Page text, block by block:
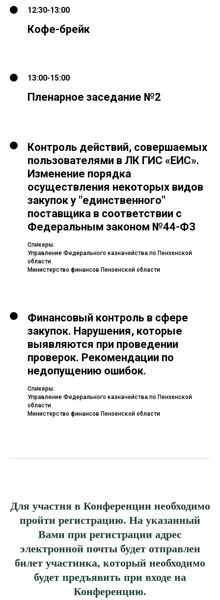
12:30-13:00
Кофе-брейк
13:00-15:00
Пленарное заседание №2
Контроль действий, совершаемых
пользователями в ЛК ГИС «ЕИС».
Изменение порядка
осуществления некоторых видов
закупок у "единственного"
поставщика в соответствии с
Федеральным законом №44-ФЗ
Спикеры:
Управление Федерального казначейства по Пензенской
области
Министерство финансов Пензенской области
Финансовый контроль в сфере
закупок. Нарушения, которые
выявляются при проведении
проверок. Рекомендации по
недопущению ошибок.
Спикеры:
Управление Федерального казначейства по Пензенской
области
Министерство финансов Пензенской области
Для участия в Конференции необходимо
пройти регистрацию. На указанный
Вами при регистрации адрес
электронной почты будет отправлен
билет участника, который необходимо
будет предъявить при входе на
Конференцию.